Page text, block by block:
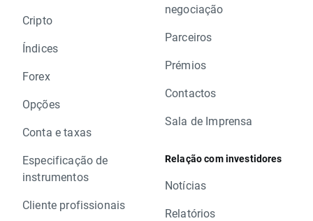
Cripto
Índices
Forex
Opções
Conta e taxas
Especificação de
instrumentos
Cliente profissionais
negociação
Parceiros
Prémios
Contactos
Sala de Imprensa
Relação com investidores
Notícias
Relatórios